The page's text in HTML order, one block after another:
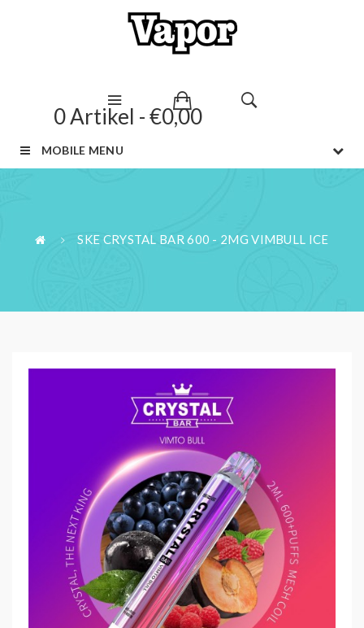
0 Artikel - €0,00
MOBILE MENU
SKE CRYSTAL BAR 600 - 2MG VIMBULL ICE